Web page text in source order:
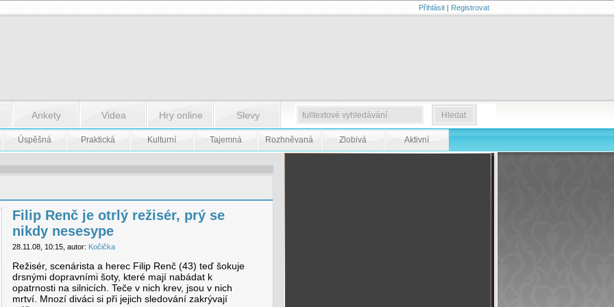
Přihlásit| Registrovat
Ankety Videa Hry online Slevy
Úspěšná Praktická Kulturní Tajemná Rozhněvaná Zlobivá Aktivní
Filip Renč je otrlý režisér, prý se
nikdy nesesype
28.11.08, 10:15, autor: Kočička
Režisér, scenárista a herec Filip Renč (43) teď šokuje
drsnými dopravními šoty, které mají nabádat k
opatrnosti na silnicích. Teče v nich krev, jsou v nich
mrtví. Mnozí diváci si při jejich sledování zakrývají